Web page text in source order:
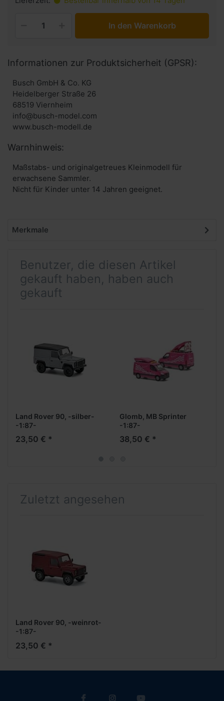
In den Warenkorb
Informationen zur Produktsicherheit (GPSR):
Busch GmbH & Co. KG
Heidelberger Straße 26
68519 Viernheim
info@busch-model.com
www.busch-modell.de
Warnhinweis:
Maßstabs- und originalgetreues Kleinmodell für
erwachsene Sammler.
Nicht für Kinder unter 14 Jahren geeignet.
Merkmale
Benutzer, die diesen Artikel
gekauft haben, haben auch
gekauft
Land Rover 90, -silber-
-1:87-
23,50 € *
Glomb, MB Sprinter
-1:87-
38,50 € *
Zuletzt angesehen
Land Rover 90, -weinrot-
-1:87-
23,50 € *